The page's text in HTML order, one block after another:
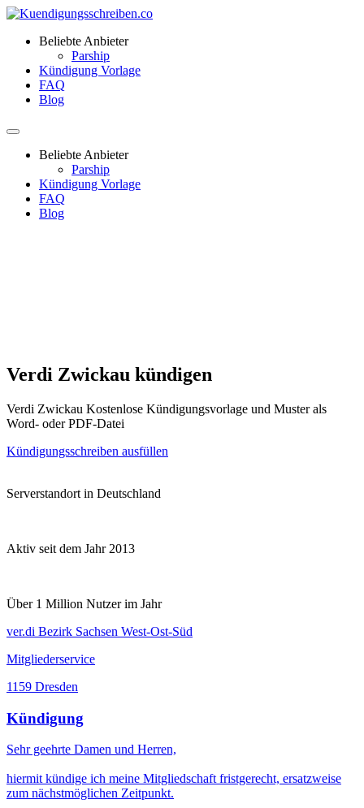
Beliebte Anbieter
Parship
Kündigung Vorlage
FAQ
Blog
Beliebte Anbieter
Parship
Kündigung Vorlage
FAQ
Blog
Verdi Zwickau kündigen
Verdi Zwickau Kostenlose Kündigungsvorlage und Muster als
Word- oder PDF-Datei
Kündigungsschreiben ausfüllen
Serverstandort in Deutschland
Aktiv seit dem Jahr 2013
Über 1 Million Nutzer im Jahr
ver.di Bezirk Sachsen West-Ost-Süd
Mitgliederservice
1159 Dresden
Kündigung
Sehr geehrte Damen und Herren,
hiermit kündige ich meine Mitgliedschaft fristgerecht, ersatzweise
zum nächstmöglichen Zeitpunkt.